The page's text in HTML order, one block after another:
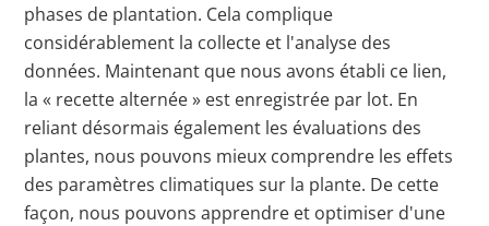
phases de plantation. Cela complique
considérablement la collecte et l'analyse des
données. Maintenant que nous avons établi ce lien,
la « recette alternée » est enregistrée par lot. En
reliant désormais également les évaluations des
plantes, nous pouvons mieux comprendre les effets
des paramètres climatiques sur la plante. De cette
façon, nous pouvons apprendre et optimiser d'une